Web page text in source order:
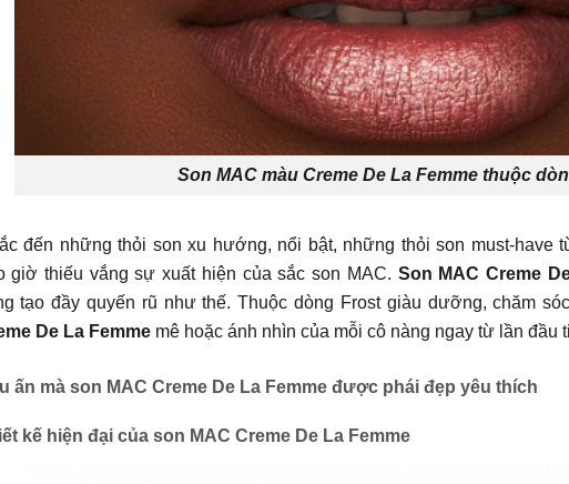
Son MAC màu Creme De La Femme thuộc
đến những thỏi son xu hướng, nổi bật, những thỏi son must-have
giờ thiếu vắng sự xuất hiện của sắc son MAC. Son MAC Creme
tạo đầy quyến rũ như thế. Thuộc dòng Frost giàu dưỡng, chăm
De La Femme mê hoặc ánh nhìn của mỗi cô nàng ngay từ lần đầu
ấn mà son MAC Creme De La Femme được phái đẹp yêu thích
kế hiện đại của son MAC Creme De La Femme